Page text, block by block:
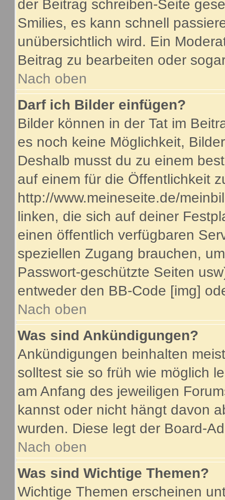
der Beitrag schreiben-Seite
Smilies, es kann schnell
unübersichtlich wird. Ein
Beitrag zu bearbeiten oder
Nach oben
Darf ich Bilder einfügen?
Bilder können in der Tat im
es noch keine Möglichkeit,
Deshalb musst du zu einem
auf einem für die Öffentlichkeit
http://www.meineseite.de/
linken, die sich auf deiner
einen öffentlich verfügbaren
speziellen Zugang brauchen,
Passwort-geschützte Seiten
entweder den BB-Code [img]
Nach oben
Was sind Ankündigungen?
Ankündigungen beinhalten
solltest sie so früh wie möglich
am Anfang des jeweiligen
kannst oder nicht hängt davon
wurden. Diese legt der Board-
Nach oben
Was sind Wichtige Themen?
Wichtige Themen erscheinen